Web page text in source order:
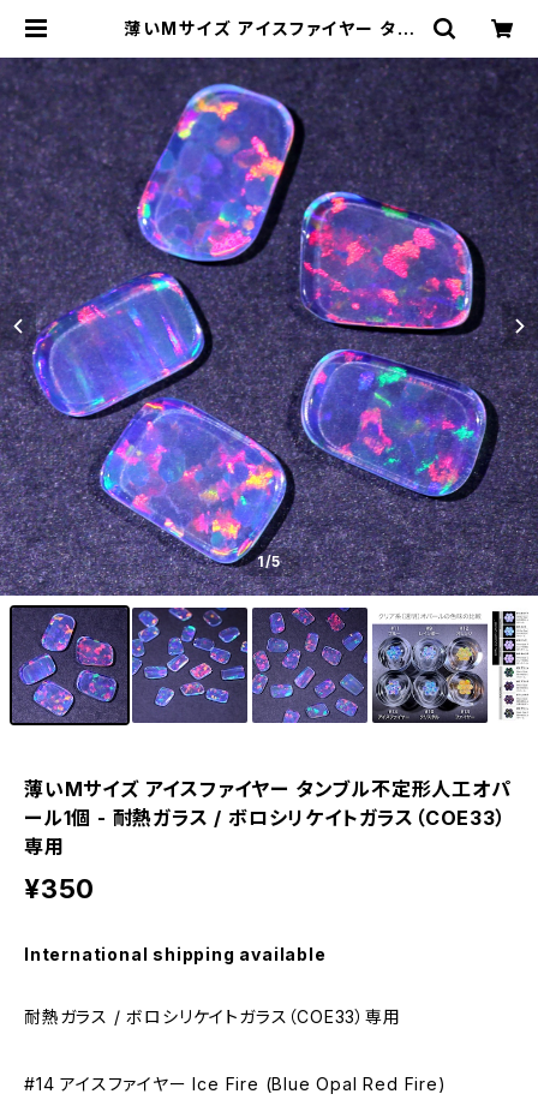
薄いMサイズ アイスファイヤー タン
ラス / ボロシリケイトガラス（COE3
3）専用 | 33Opal
1/5
薄いMサイズ アイスファイヤー タンブル不定形人工オパ
ール1個 - 耐熱ガラス / ボロシリケイトガラス（COE33）
専用
¥350
International shipping available
耐熱ガラス / ボロシリケイトガラス（COE33）専用
#14 アイスファイヤー Ice Fire (Blue Opal Red Fire)